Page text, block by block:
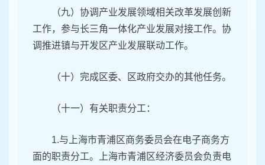
（九）协调产业发展领域相关改革发展创新
工作，参与长三角一体化产业发展对接工作。协
调推进镇与开发区产业发展联动工作。
（十）完成区委、区政府交办的其他任务。
（十一）有关职责分工：
1.与上海市青浦区商务委员会在电子商务方
面的职责分工。上海市青浦区经济委员会负责电